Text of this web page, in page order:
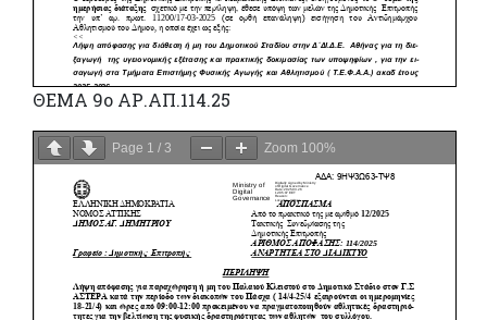
ΘΕΜΑ 9ο ΑΡ.ΑΠ.114.25
Page 1 / 3 Zoom 100%